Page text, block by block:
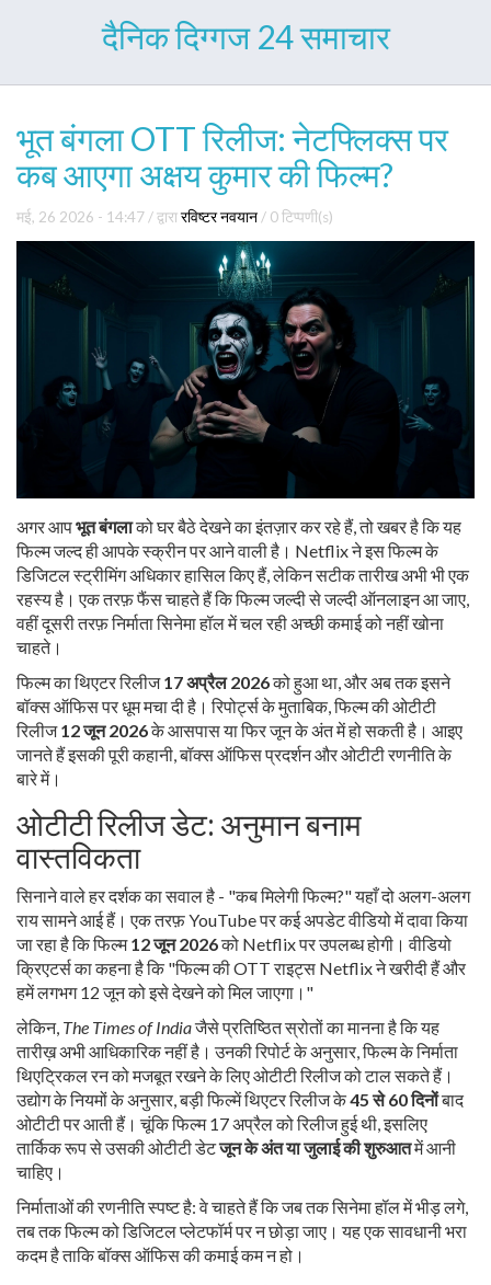
दैनिक दिग्गज 24 समाचार
भूत बंगला OTT रिलीज: नेटफ्लिक्स पर
कब आएगा अक्षय कुमार की फिल्म?
मई, 26 2026 - 14:47 / द्वारारविष्टर नवयान / 0 टिप्पणी(s)
अगर आपभूत बंगलाको घर बैठे देखने का इंतज़ार कर रहे हैं, तो खबर है कि यह
फिल्म जल्द ही आपके स्क्रीन पर आने वाली है। Netflixने इस फिल्म के
डिजिटल स्ट्रीमिंग अधिकार हासिल किए हैं, लेकिन सटीक तारीख अभी भी एक
रहस्य है। एक तरफ़ फैंस चाहते हैं कि फिल्म जल्दी से जल्दी ऑनलाइन आ जाए,
वहीं दूसरी तरफ़ निर्माता सिनेमा हॉल में चल रही अच्छी कमाई को नहीं खोना
चाहते।
फिल्म का थिएटर रिलीज17 अप्रैल 2026को हुआ था, और अब तक इसने
बॉक्स ऑफिस पर धूम मचा दी है। रिपोर्ट्स के मुताबिक, फिल्म की ओटीटी
रिलीज12 जून 2026के आसपास या फिर जून के अंत में हो सकती है। आइए
जानते हैं इसकी पूरी कहानी, बॉक्स ऑफिस प्रदर्शन और ओटीटी रणनीति के
बारे में।
ओटीटी रिलीज डेट: अनुमान बनाम
वास्तविकता
सिनाने वाले हर दर्शक का सवाल है - "कब मिलेगी फिल्म?" यहाँ दो अलग-अलग
राय सामने आई हैं। एक तरफ़ YouTube पर कई अपडेट वीडियो में दावा किया
जा रहा है कि फिल्म12 जून 2026को Netflix पर उपलब्ध होगी। वीडियो
क्रिएटर्स का कहना है कि "फिल्म की OTT राइट्स Netflix ने खरीदी हैं और
हमें लगभग 12 जून को इसे देखने को मिल जाएगा।"
लेकिन, The Times of Indiaजैसे प्रतिष्ठित स्रोतों का मानना है कि यह
तारीख़ अभी आधिकारिक नहीं है। उनकी रिपोर्ट के अनुसार, फिल्म के निर्माता
थिएट्रिकल रन को मजबूत रखने के लिए ओटीटी रिलीज को टाल सकते हैं।
उद्योग के नियमों के अनुसार, बड़ी फिल्में थिएटर रिलीज के45 से 60 दिनोंबाद
ओटीटी पर आती हैं। चूंकि फिल्म 17 अप्रैल को रिलीज हुई थी, इसलिए
तार्किक रूप से उसकी ओटीटी डेटजून के अंत या जुलाई की शुरुआतमें आनी
चाहिए।
निर्माताओं की रणनीति स्पष्ट है: वे चाहते हैं कि जब तक सिनेमा हॉल में भीड़ लगे,
तब तक फिल्म को डिजिटल प्लेटफॉर्म पर न छोड़ा जाए। यह एक सावधानी भरा
कदम है ताकि बॉक्स ऑफिस की कमाई कम न हो।